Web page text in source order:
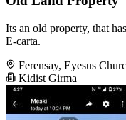
Its an old property, that
E-carta.
Ferensay, Eyesus
Kidist Girma